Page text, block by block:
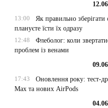
13:00
Як правильно
плануєте їсти їх одразу
12:48
Флеболог: коли
проблем із венами
17:43
Оновлення року: тест-
Max та нових AirPods